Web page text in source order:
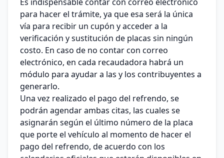
para hacer el trámite, ya que esa será la única
vía para recibir un cupón y acceder a la
verificación y sustitución de placas sin ningún
costo. En caso de no contar con correo
electrónico, en cada recaudadora habrá un
módulo para ayudar a las y los contribuyentes a
generarlo.
Una vez realizado el pago del refrendo, se
podrán agendar ambas citas, las cuales se
asignarán según el último número de la placa
que porte el vehículo al momento de hacer el
pago del refrendo, de acuerdo con los